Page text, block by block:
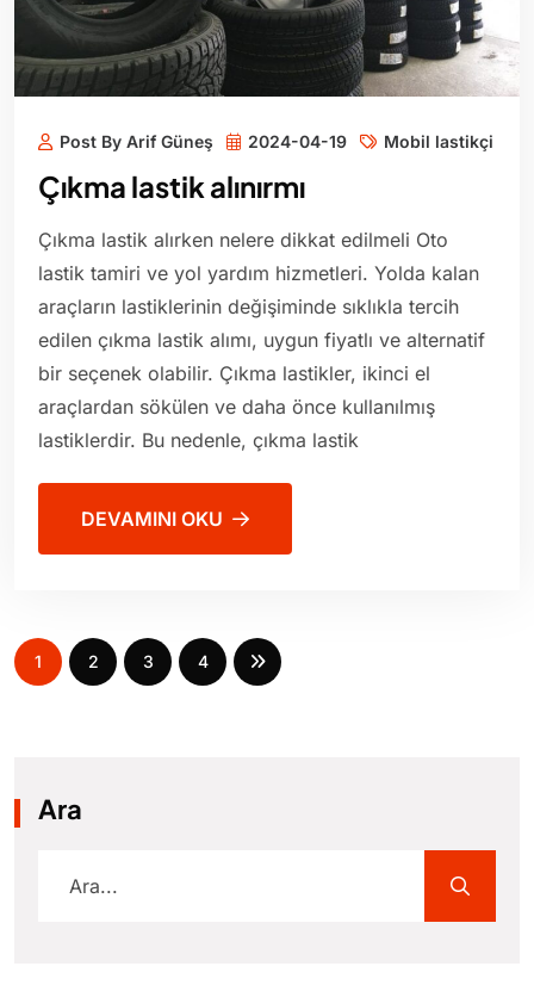
Post By Arif Güneş 2024-04-19 Mobil lastikçi
Çıkma lastik alınırmı
Çıkma lastik alırken nelere dikkat edilmeli Oto
lastik tamiri ve yol yardım hizmetleri. Yolda kalan
araçların lastiklerinin değişiminde sıklıkla tercih
edilen çıkma lastik alımı, uygun fiyatlı ve alternatif
bir seçenek olabilir. Çıkma lastikler, ikinci el
araçlardan sökülen ve daha önce kullanılmış
lastiklerdir. Bu nedenle, çıkma lastik
DEVAMINI OKU
1 2 3 4
Ara